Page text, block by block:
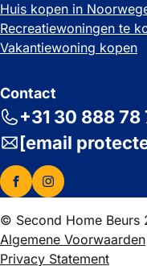
Huis kopen in
Recreatiewoningen te
Vakantiewoning kopen
Contact
+31 30 888 78
[email
© Second Home Beurs
Algemene Voorwaarden
Privacy Statement